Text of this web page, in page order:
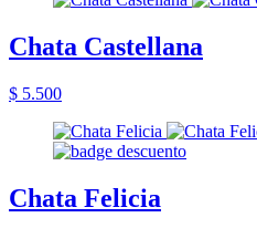
Chata Castellana
$ 5.500
Chata Felicia